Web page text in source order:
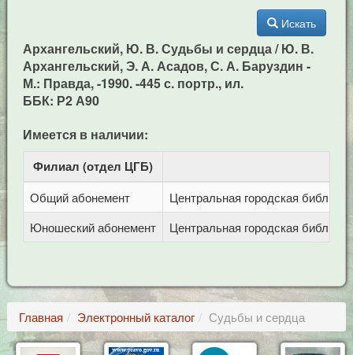
Искать
Архангельский, Ю. В. Судьбы и сердца / Ю. В.
Архангельский, Э. А. Асадов, С. А. Баруздин -
М.: Правда, -1990. -445 с. портр., ил.
ББК: Р2 А90
Имеется в наличии:
Филиал (отдел ЦГБ)
Общий абонемент
Центральная городская
Юношеский абонемент
Центральная городская
Главная Электронный каталог Судьбы и сердца